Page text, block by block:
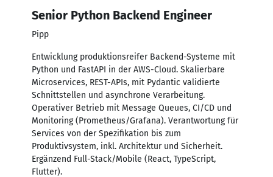
Senior Python Backend Engineer
Pipp
Entwicklung produktionsreifer Backend-Systeme mit
Python und FastAPI in der AWS-Cloud. Skalierbare
Microservices, REST-APIs, mit Pydantic validierte
Schnittstellen und asynchrone Verarbeitung.
Operativer Betrieb mit Message Queues, CI/CD und
Monitoring (Prometheus/Grafana). Verantwortung für
Services von der Spezifikation bis zum
Produktivsystem, inkl. Architektur und Sicherheit.
Ergänzend Full-Stack/Mobile (React, TypeScript,
Flutter).